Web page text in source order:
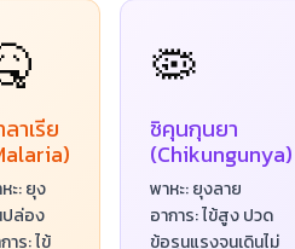
าเรีย
ะ: ยุง
ล่อง
าร: ไข้
🦠
ชิคุนกุนยา
(Chikungunya)
พาหะ: ยุงลาย
อาการ: ไข้สูง ปวด
ข้อรุนแรงจนเดินไม่